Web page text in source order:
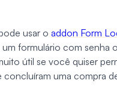
usar o addon Form
um formulário com senha
útil se você quiser
concluíram uma compra